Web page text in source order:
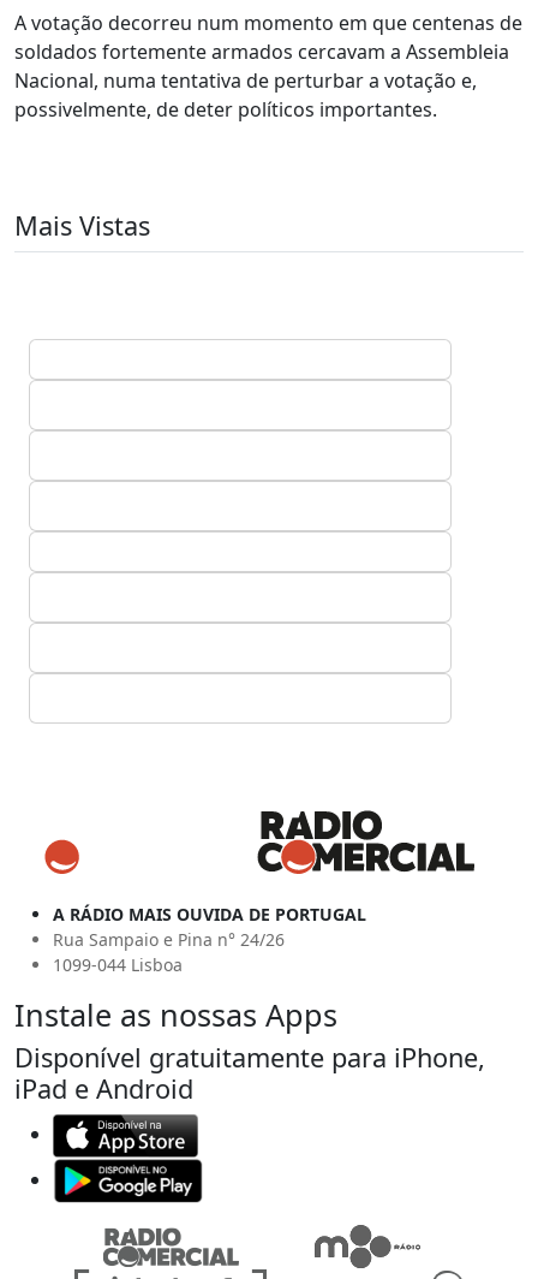
A votação decorreu num momento em que centenas de
soldados fortemente armados cercavam a Assembleia
Nacional, numa tentativa de perturbar a votação e,
possivelmente, de deter políticos importantes.
Mais Vistas
A RÁDIO MAIS OUVIDA DE PORTUGAL
Rua Sampaio e Pina n° 24/26
1099-044 Lisboa
Instale as nossas Apps
Disponível gratuitamente para iPhone,
iPad e Android